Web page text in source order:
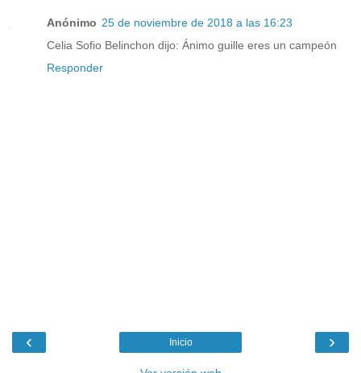
Anónimo 25 de noviembre de 2018 a las 16:23
Celia Sofio Belinchon dijo: Ánimo guille eres un campeón
Responder
‹ ›
Inicio